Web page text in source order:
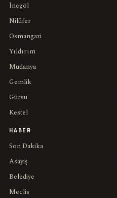
İnegöl
Nilüfer
Osmangazi
Yıldırım
Mudanya
Gemlik
Gürsu
Kestel
HABER
Son Dakika
Asayiş
Belediye
Meclis